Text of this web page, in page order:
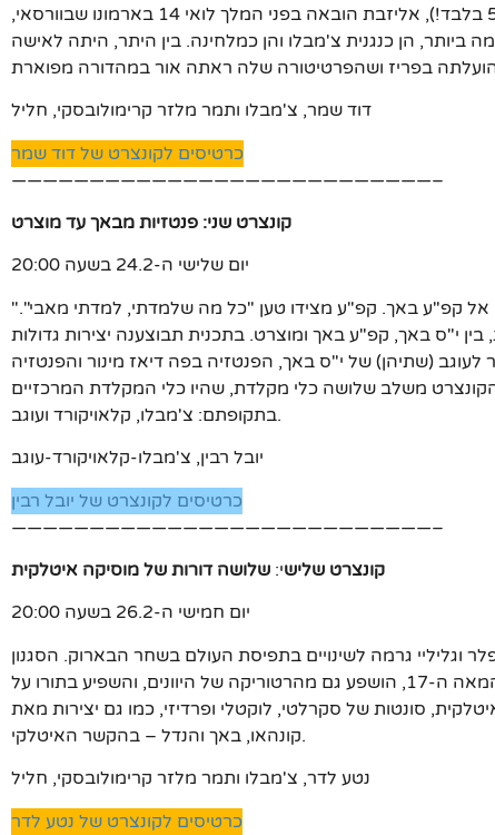
כילדת פלא בעלת כישורים מוסיקליים מופלגים (היא היתה בת 5 בלבד!), אליזבת הובאה בפני המלך לואי 14 בארמונו שבוורסאי,
הן כנגנית צ'מבלו והן כמלחינה. בין היתר, היתה לאישה
דוד שמר, צ'מבלו ותמר מלזר קרימולובסקי, חליל
כרטיסים לקונצרט של דוד שמר
———————————————————————————–
יום שלישי ה-24.2 בשעה 20:00
"הוא האבא, אנחנו הבנים" זו אמירה שמיוחסת למוצרט, בהתיחסו אל קפ"ע באך. קפ"ע מצידו טען "כל מה שלמדתי, למדתי מאבי".
בין י"ס באך, קפ"ע באך ומוצרט. בתכנית תבוצענה יצירות גדולות
לעוגב (שתיהן) של י"ס באך, הפנטזיה בפה דיאז מינור והפנטזיה
משלב שלושה כלי מקלדת, שהיו כלי המקלדת המרכזיים
בתקופתם: צ'מבלו, קלאויקורד ועוגב.
יובל רבין, צ'מבלו-קלאויקורד-עוגב
כרטיסים לקונצרט של יובל רבין
———————————————————————————–
קונצרט שלישי: שלושה דורות של מוסיקה איטלקית
יום חמישי ה-26.2 בשעה 20:00
גרמה לשינויים בתפיסת העולם בשחר הבארוק. הסגנון
האיטלקי החדש, הדרמטי ורב הניגודים, שהתגבש בתחילת המאה ה-17, הושפע גם מהרטוריקה של היוונים, והשפיע בתורו על
סונטות של סקרלטי, לוקטלי ופרדיזי, כמו גם יצירות מאת
קונהאו, באך והנדל – בהקשר האיטלקי.
נטע לדר, צ'מבלו ותמר מלזר קרימולובסקי, חליל
כרטיסים לקונצרט של נטע לדר